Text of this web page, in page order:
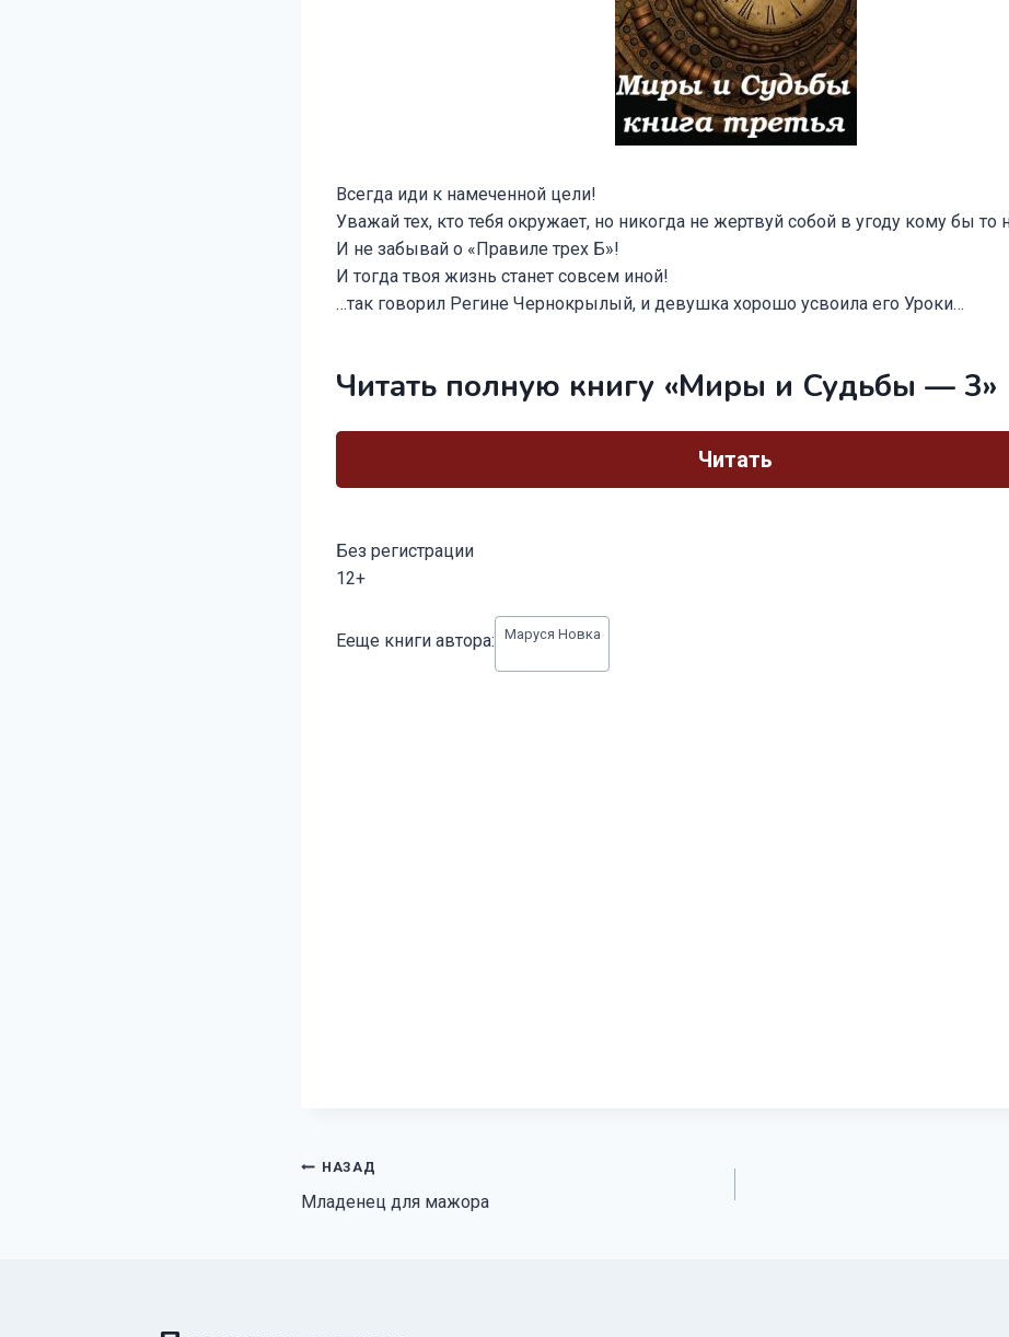
Всегда иди к намеченной цели!
Уважай тех, кто тебя окружает, но никогда не жертвуй собой в угоду кому бы то
И не забывай о «Правиле трех Б»!
И тогда твоя жизнь станет совсем иной!
…так говорил Регине Чернокрылый, и девушка хорошо усвоила его Уроки…
Читать полную книгу «Миры и Судьбы — 3»
Читать
Без регистрации
12+
записи:
Ееще книги автора: Маруся Новка
Навигация
по
НАЗАД
Младенец для мажора